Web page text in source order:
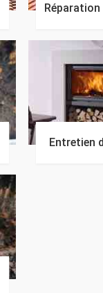
Réparation
Entretien